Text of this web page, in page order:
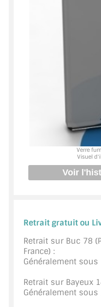
LE CATALOGUE
(STROMBINOSCOPE)
ACCESSOIRES EN
EXEMPLES,
A PROPOS DE LA
MON PANIER
Verre
Visuel
Retrait gratuit ou
Retrait sur Buc 78
France) :
Généralement
Retrait sur Bayeux
Généralement